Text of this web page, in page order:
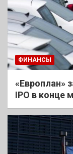
ФИНАНСЫ
«Европлан»
IPO в конце